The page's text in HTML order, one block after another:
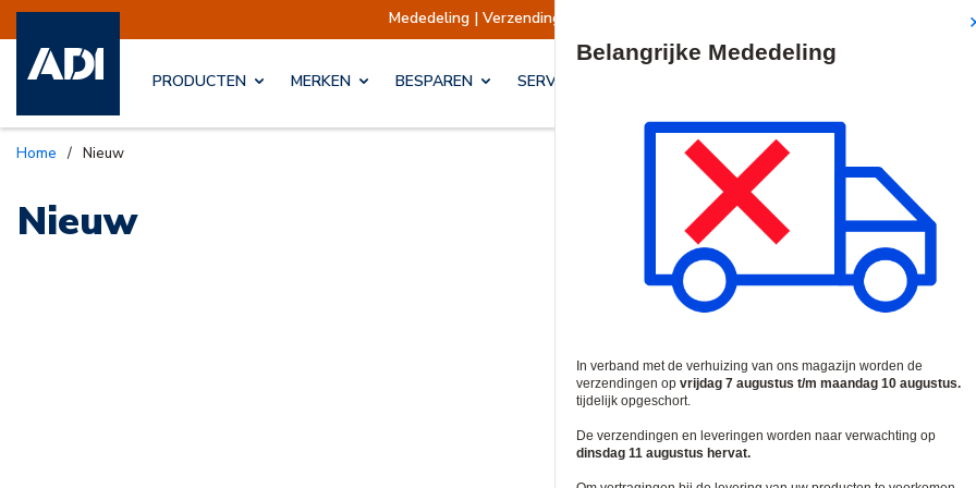
Mededeling | Verzendingen opgeschort Verzendingen
PRODUCTEN MERKEN BESPAREN SERVICES & OPLOSSINGEN
Home / Nieuw
Nieuw